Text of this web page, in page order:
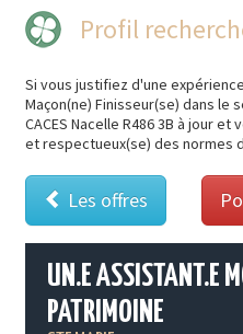
Profil
Si vous justifiez d'une
Maçon(ne) Finisseur(se) dans le
CACES Nacelle R486 3B à jour
et respectueux(se) des normes
Les offres
UN.E ASSISTANT.E
PATRIMOINE